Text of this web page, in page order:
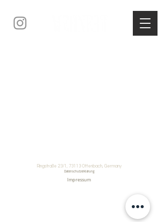
Ringstraße 23/1, 73113 Ottenbach, Germany
Datenschutzerklärung
Impressum